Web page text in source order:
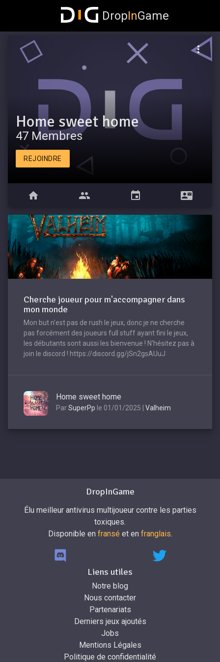
DropInGame
Home sweet home
47 Membres
REJOINDRE
Cherche joueur pour m'accompagner dans
mon monde
Mon but n'est pas de rush le jeux, donc je ne cherche
pas forcément des joueurs full stuff ayant fini le jeux,
les débutants sont aussi les bienvenue ! N'hésitez pas à
join le discord ! https://discord.gg/jSn2gsAUuJ
Home sweet home
ParSuperPp le 01/01/2025 | Valheim
DropInGame
Élu meilleur antivirus multijoueur contre les parties
toxiques.
Disponible en fransé et en franglais.
Liens utiles
Notre blog
Nous contacter
Partenariats
Derniers jeux ajoutés
Jobs
Mentions Légales
Politique de confidentialité